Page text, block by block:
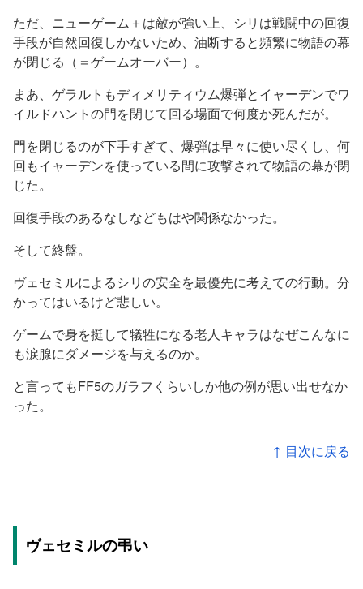
ただ、ニューゲーム＋は敵が強い上、シリは戦闘中の回復
手段が自然回復しかないため、油断すると頻繁に物語の幕
が閉じる（＝ゲームオーバー）。
まあ、ゲラルトもディメリティウム爆弾とイャーデンでワ
イルドハントの門を閉じて回る場面で何度か死んだが。
門を閉じるのが下手すぎて、爆弾は早々に使い尽くし、何
回もイャーデンを使っている間に攻撃されて物語の幕が閉
じた。
回復手段のあるなしなどもはや関係なかった。
そして終盤。
ヴェセミルによるシリの安全を最優先に考えての行動。分
かってはいるけど悲しい。
ゲームで身を挺して犠牲になる老人キャラはなぜこんなに
も涙腺にダメージを与えるのか。
と言ってもFF5のガラフくらいしか他の例が思い出せなか
った。
↑ 目次に戻る
ヴェセミルの弔い